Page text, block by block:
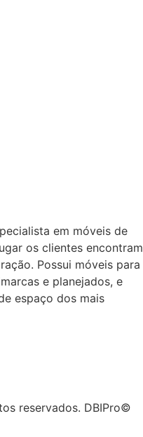
em móveis de
os clientes encontram
Possui móveis para
e planejados, e
espaço dos mais
reservados. DBIPro©